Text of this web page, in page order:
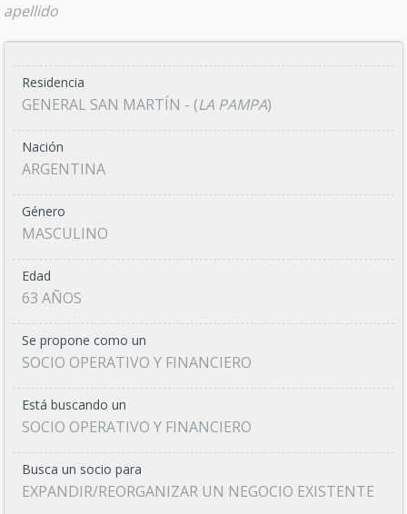
apellido
Residencia
GENERAL SAN MARTÍN - (LA PAMPA)
Nación
ARGENTINA
Género
MASCULINO
Edad
63 AÑOS
Se propone como un
SOCIO OPERATIVO Y FINANCIERO
Está buscando un
SOCIO OPERATIVO Y FINANCIERO
Busca un socio para
EXPANDIR/REORGANIZAR UN NEGOCIO EXISTENTE